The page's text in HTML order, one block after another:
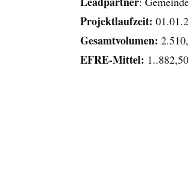
Projektlaufzeit:
Gesamtvolumen:
EFRE-Mittel: